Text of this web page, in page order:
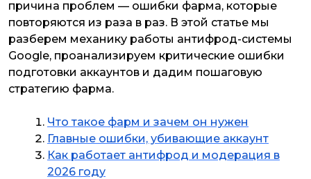
причина проблем — ошибки фарма, которые
повторяются из раза в раз. В этой статье мы
разберем механику работы антифрод-системы
Google, проанализируем критические ошибки
подготовки аккаунтов и дадим пошаговую
стратегию фарма.
Что такое фарм и зачем он нужен
Главные ошибки, убивающие аккаунт
Как работает антифрод и модерация в
2026 году